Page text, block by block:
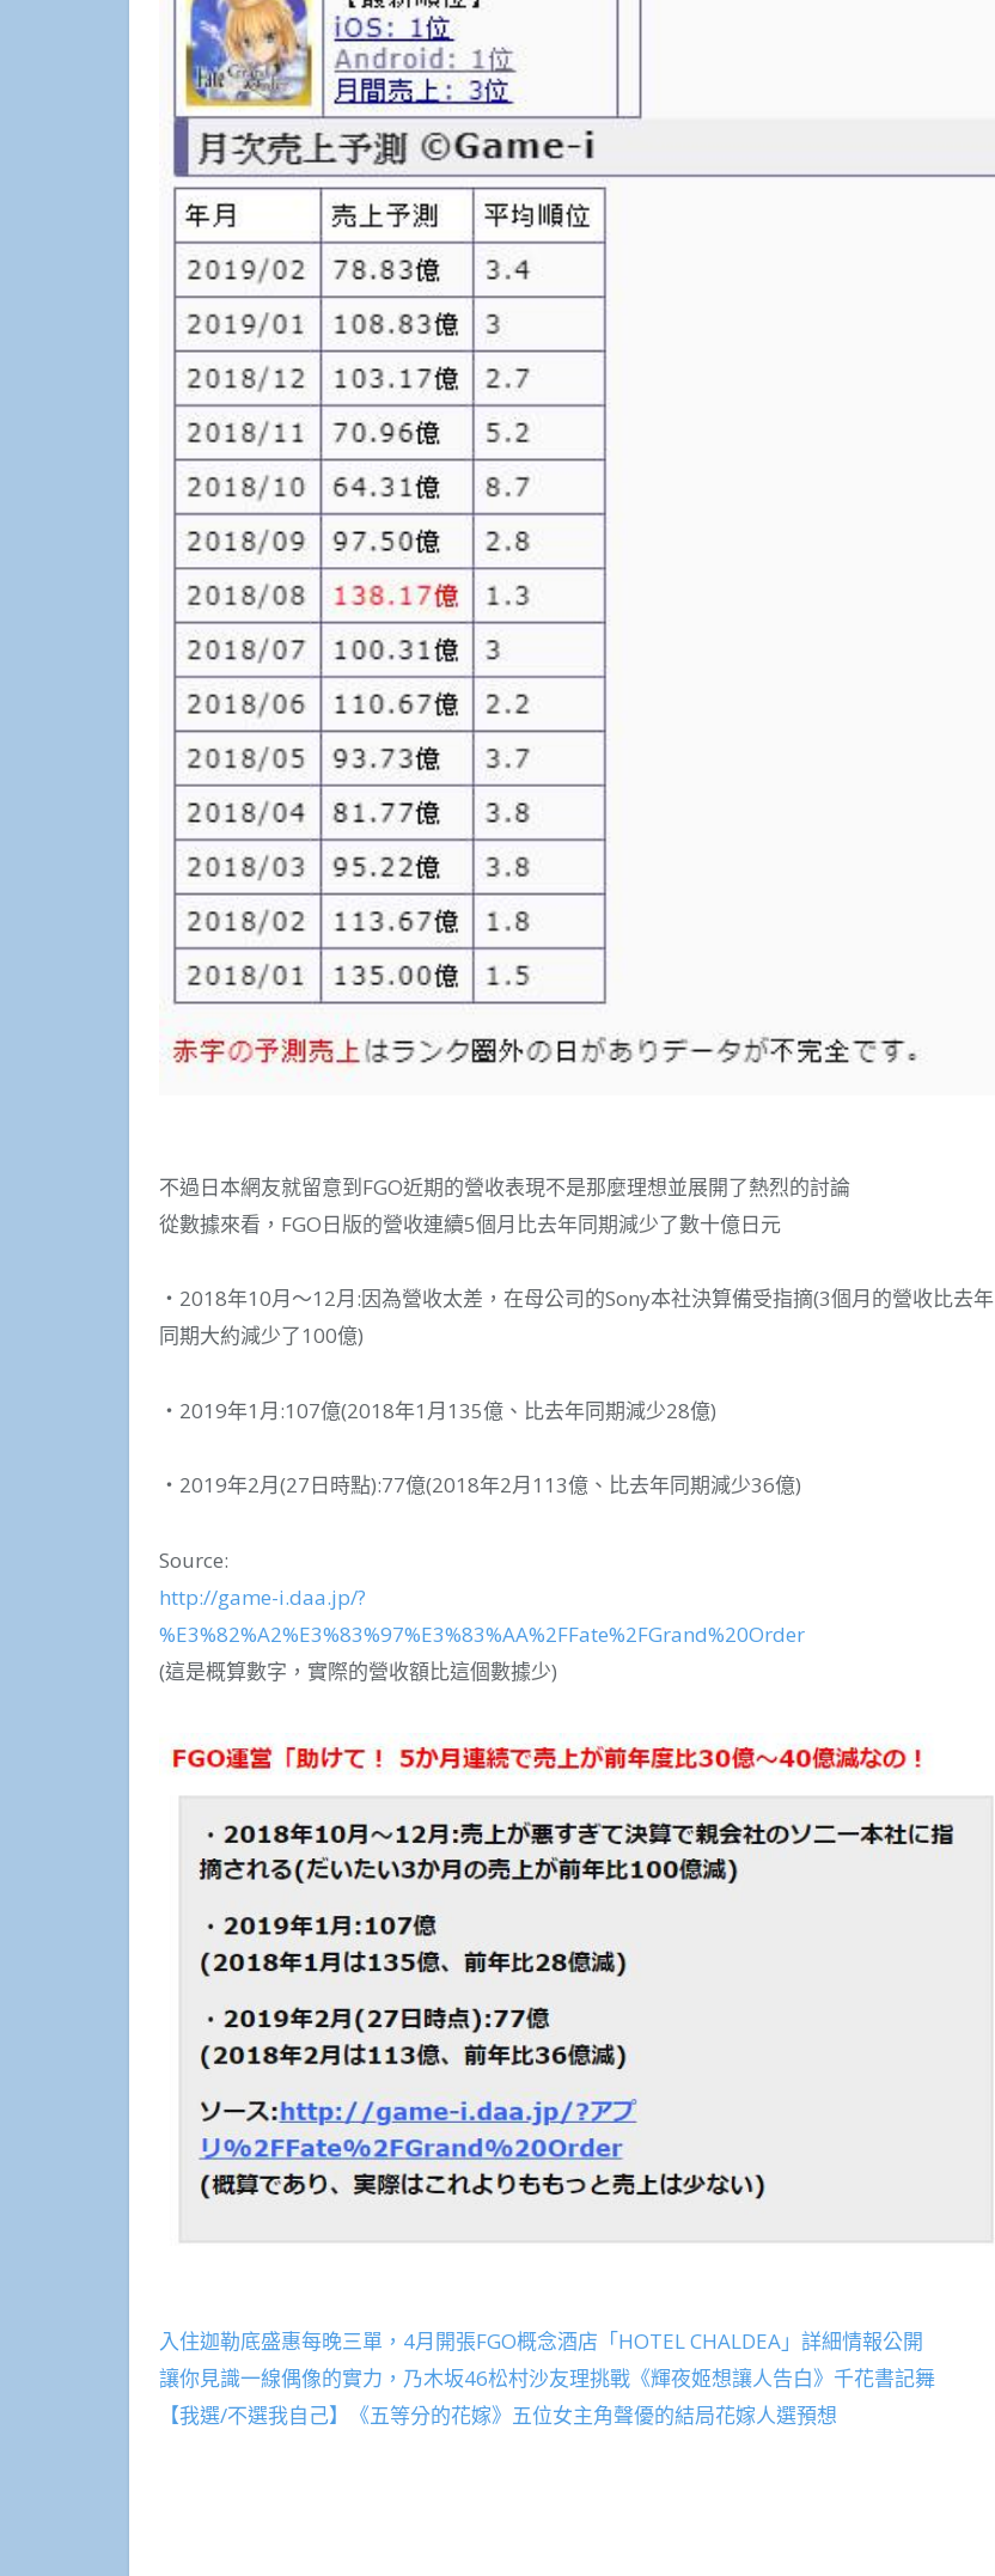
不過日本網友就留意到FGO近期的營收表現不是那麼理想並展開了熱烈的討論
從數據來看，FGO日版的營收連續5個月比去年同期減少了數十億日元
・2018年10月～12月:因為營收太差，在母公司的Sony本社決算備受指摘(3個月的營收比去年
同期大約減少了100億)
・2019年1月:107億(2018年1月135億、比去年同期減少28億)
・2019年2月(27日時點):77億(2018年2月113億、比去年同期減少36億)
Source:
http://game-i.daa.jp/?
%E3%82%A2%E3%83%97%E3%83%AA%2FFate%2FGrand%20Order
(這是概算數字，實際的營收額比這個數據少)
入住迦勒底盛惠每晚三單，4月開張FGO概念酒店「HOTEL CHALDEA」詳細情報公開
讓你見識一線偶像的實力，乃木坂46松村沙友理挑戰《輝夜姬想讓人告白》千花書記舞
【我選/不選我自己】《五等分的花嫁》五位女主角聲優的結局花嫁人選預想